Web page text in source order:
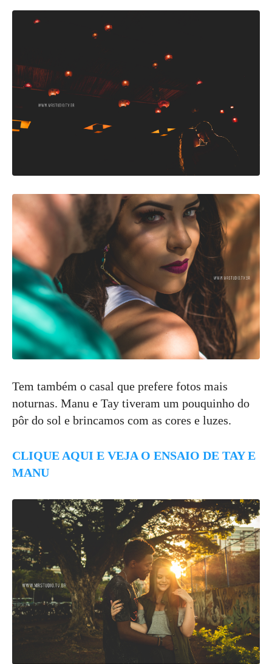
Tem também o casal que prefere fotos mais
noturnas. Manu e Tay tiveram um pouquinho do
pôr do sol e brincamos com as cores e luzes.
CLIQUE AQUI E VEJA O ENSAIO DE TAY E
MANU